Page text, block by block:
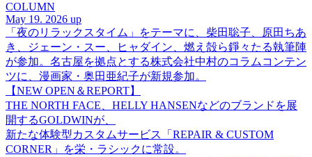
COLUMN
May 19. 2026 up
「夜のリラックスタイム」をテーマに、柴田聡子、原田ちあ
き、ジェーン・スー、ヒャダイン、燃え殻ら錚々たる執筆陣
が参加。名古屋を拠点とする株式会社中村のコラムコンテン
ツに、漫画家・奥田亜紀子が新規参加。
【NEW OPEN＆REPORT】
THE NORTH FACE、HELLY HANSENなどのブランドを展
開するGOLDWINが、
新たな体験型カスタムサービス「REPAIR & CUSTOM
CORNER」を栄・ラシックに常設。